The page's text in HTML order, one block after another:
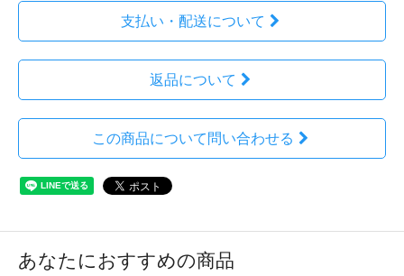
支払い・配送について
返品について
この商品について問い合わせる
あなたにおすすめの商品